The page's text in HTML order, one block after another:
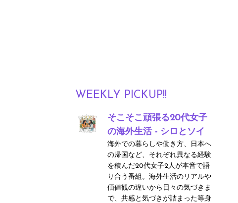
WEEKLY PICKUP!!
そこそこ頑張る20代女子
の海外生活 - シロとソイ
海外での暮らしや働き方、日本へ
の帰国など、それぞれ異なる経験
を積んだ20代女子2人が本音で語
り合う番組。海外生活のリアルや
価値観の違いから日々の気づきま
で、共感と気づきが詰まった等身